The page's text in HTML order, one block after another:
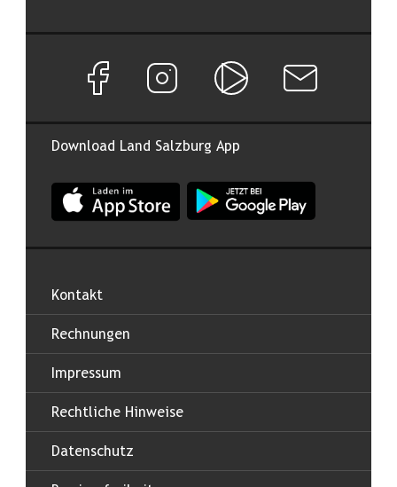
Download Land Salzburg App
App Land Salzburg im Apple App Store
App Land Salzburg im
Facebook Seite von Land Salzburg
Instagram Seite von Land Salzburg
Salzburg ONNewsletter
Kontakt
Rechnungen
Impressum
Rechtliche Hinweise
Datenschutz